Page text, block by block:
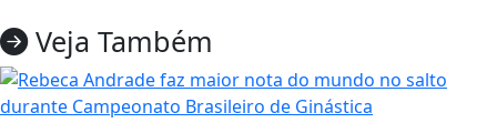
Veja Também